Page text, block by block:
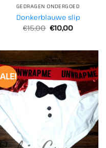
GEDRAGEN ONDERGOED
Donkerblauwe slip
€15,00 Oorspronkelijke
prijs
€10,00Huidige